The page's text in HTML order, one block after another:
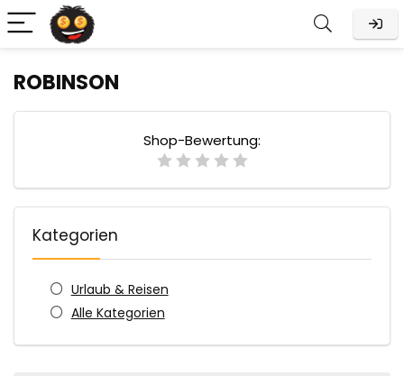
ROBINSON
Shop-Bewertung:
Kategorien
Urlaub & Reisen
Alle Kategorien